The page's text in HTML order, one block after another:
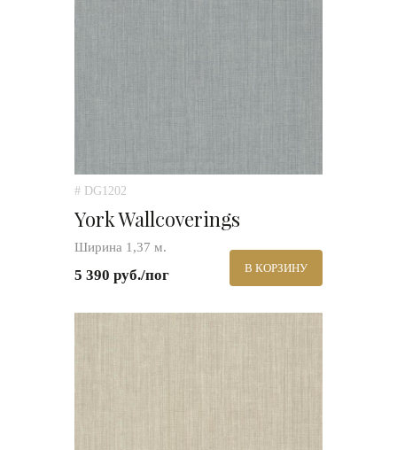
# DG1202
York Wallcoverings
Ширина 1,37 м.
5 390 руб./пог В КОРЗИНУ